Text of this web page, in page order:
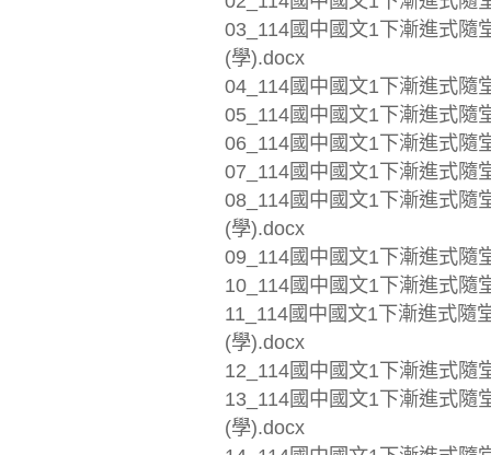
03_114國中國文1下漸進式隨
(學).docx
04_114國中國文1下漸進式隨
05_114國中國文1下漸進式隨
06_114國中國文1下漸進式隨
07_114國中國文1下漸進式隨
08_114國中國文1下漸進式隨
(學).docx
09_114國中國文1下漸進式隨
10_114國中國文1下漸進式隨
11_114國中國文1下漸進式隨
(學).docx
12_114國中國文1下漸進式隨
13_114國中國文1下漸進式隨
(學).docx